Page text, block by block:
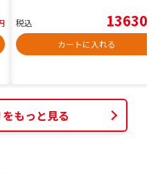
税込 13630
カートに入れる
もっと見る